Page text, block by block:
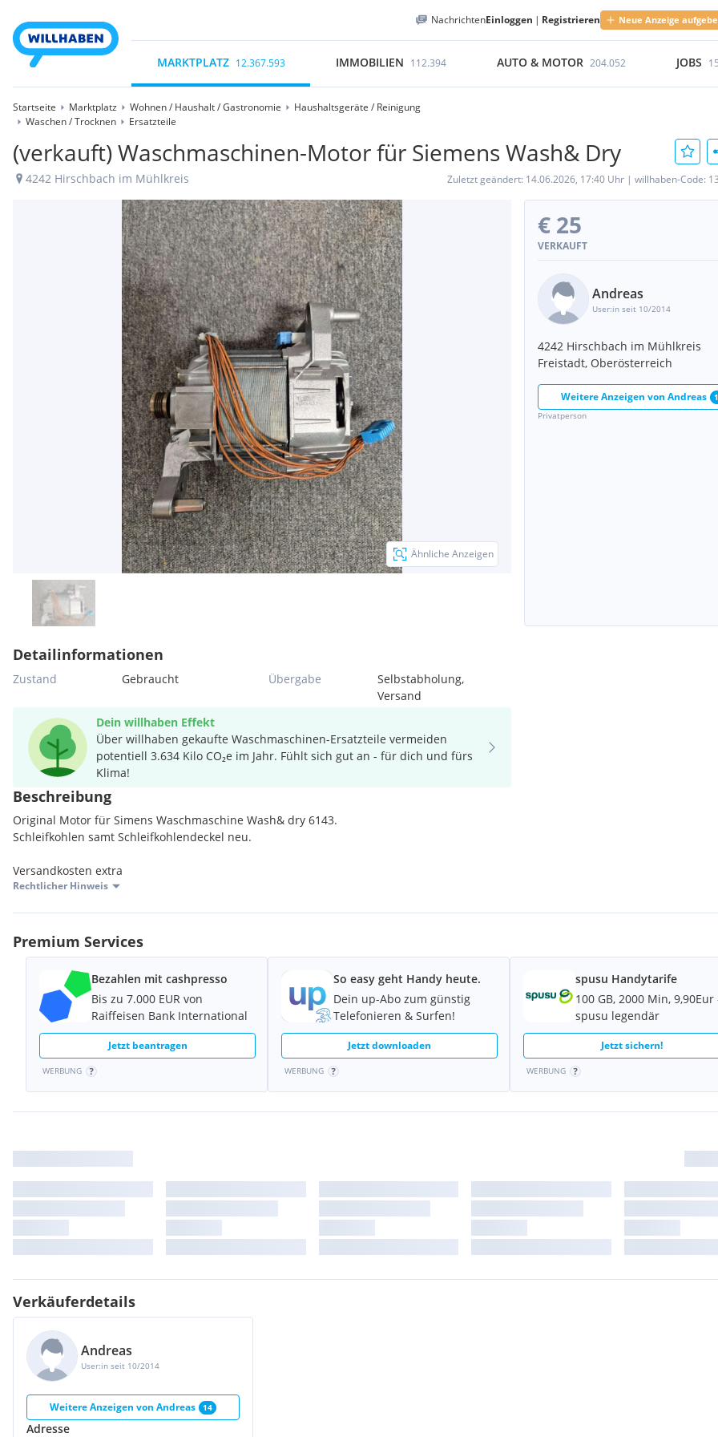
NachrichtenEinloggen | Registrieren Neue Anzeige
MARKTPLATZ 12.367.593 IMMOBILIEN 112.394 AUTO & MOTOR 204.052 JOBS
Startseite Marktplatz Wohnen / Haushalt / Gastronomie
Haushaltsgeräte / Reinigung
Waschen / Trocknen
Ersatzteile
(verkauft) Waschmaschinen-Motor für Siemens Wash& Dry
4242 Hirschbach im Mühlkreis Zuletzt geändert: 14.06.2026, 17:40 Uhr | willhaben-Code:
Ähnliche Anzeigen
€ 25
VERKAUFT
Andreas
User:in seit 10/2014
4242 Hirschbach im Mühlkreis
Freistadt, Oberösterreich
Weitere Anzeigen von Andreas
Privatperson
Detailinformationen
Zustand Gebraucht Übergabe
Selbstabholung,
Versand
Dein willhaben Effekt
Über willhaben gekaufte Waschmaschinen-Ersatzteile vermeiden
potentiell 3.634 Kilo CO₂e im Jahr. Fühlt sich gut an - für dich und fürs
Klima!
Beschreibung
Original Motor für Simens Waschmaschine Wash& dry 6143.
Schleifkohlen samt Schleifkohlendeckel neu.
Versandkosten extra
Rechtlicher Hinweis
Premium Services
Bezahlen mit cashpresso
Bis zu 7.000 EUR von
Raiffeisen Bank International
Jetzt beantragen
WERBUNG
So easy geht Handy heute.
Dein up-Abo zum günstig
Telefonieren & Surfen!
Jetzt downloaden
WERBUNG
spusu Handytarife
100 GB, 2000 Min, 9,90Eur
spusu legendär
Jetzt sichern!
WERBUNG
Verkäuferdetails
Andreas
User:in seit 10/2014
Weitere Anzeigen von Andreas 14
Adresse